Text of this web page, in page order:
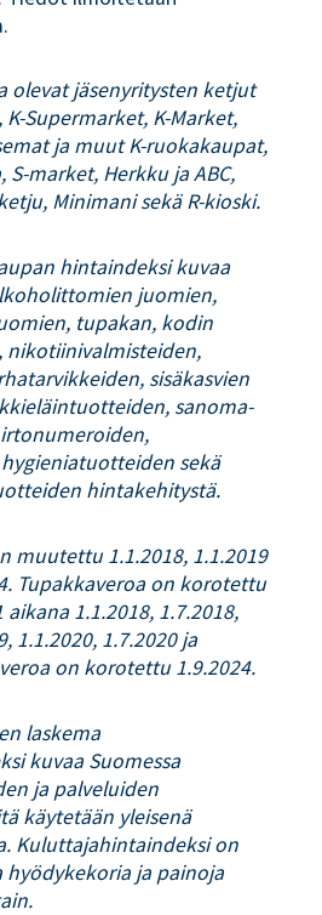
olevat jäsenyritysten ketjut
Supermarket, K-Market,
ja muut K-ruokakaupat,
S-market, Herkku ja ABC,
Minimani sekä R-kioski.
hintaindeksi kuvaa
juomien,
tupakan, kodin
nikotiinivalmisteiden,
sisäkasvien
sanoma-
sekä
hintakehitystä.
muutettu 1.1.2018, 1.1.2019
Tupakkaveroa on korotettu
aikana 1.1.2018, 1.7.2018,
1.1.2020, 1.7.2020 ja
on korotettu 1.9.2024.
laskema
kuvaa Suomessa
ja palveluiden
käytetään yleisenä
Kuluttajahintaindeksi on
ja painoja